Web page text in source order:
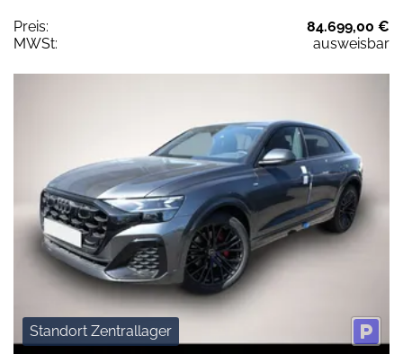
Preis:
84.699,00 €
MWSt:
ausweisbar
Standort Zentrallager